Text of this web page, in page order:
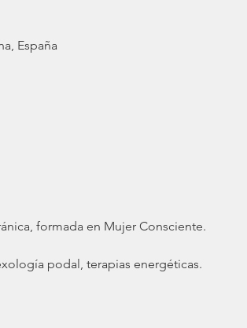
España
formada en Mujer Consciente.
podal, terapias energéticas.